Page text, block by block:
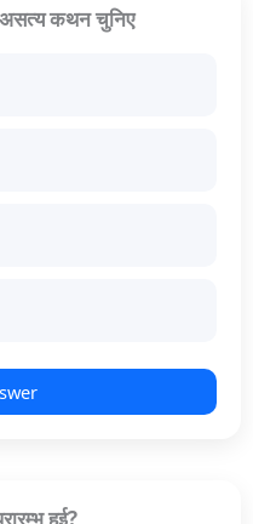
असत्य कथन चुनिए